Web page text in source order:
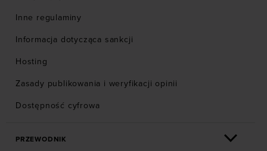
Inne regulaminy
Informacja dotycząca sankcji
Hosting
Zasady publikowania i weryfikacji opinii
Dostępność cyfrowa
PRZEWODNIK